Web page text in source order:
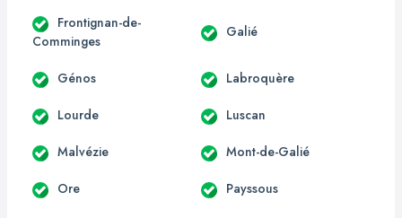
Frontignan-de-
Comminges
Galié
Génos Labroquère
Lourde Luscan
Malvézie Mont-de-Galié
Ore Payssous